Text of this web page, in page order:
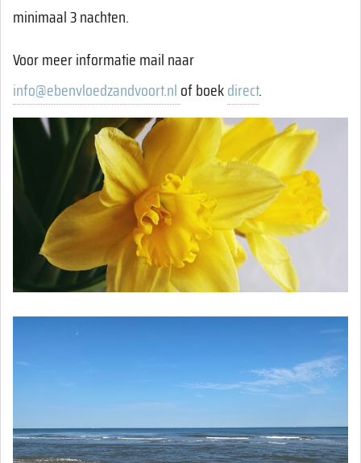
minimaal 3 nachten.
Voor meer informatie mail naar
info@ebenvloedzandvoort.nlof boekdirect.